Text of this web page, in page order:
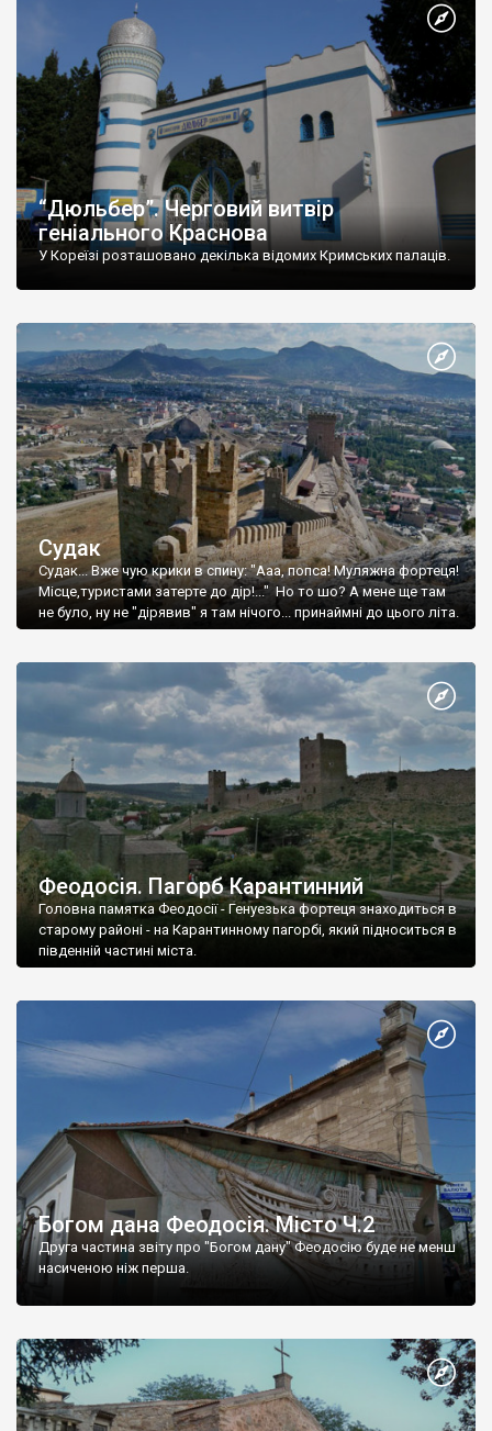
“Дюльбер”. Черговий витвір
геніального Краснова
У Кореїзі розташовано декілька відомих Кримських палаців.
Судак
Судак... Вже чую крики в спину: "Ааа, попса! Муляжна фортеця!
Місце,туристами затерте до дір!..." Но то шо? А мене ще там
не було, ну не "дірявив" я там нічого... принаймні до цього літа.
Феодосія. Пагорб Карантинний
Головна памятка Феодосії - Генуезька фортеця знаходиться в
старому районі - на Карантинному пагорбі, який підноситься в
південній частині міста.
Богом дана Феодосія. Місто Ч.2
Друга частина звіту про "Богом дану" Феодосію буде не менш
насиченою ніж перша.